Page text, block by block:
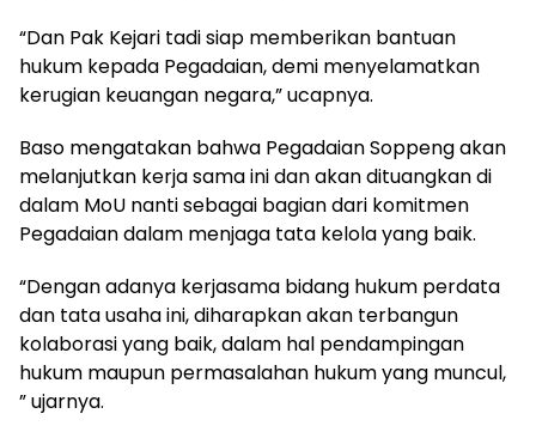
“Dan Pak Kejari tadi siap memberikan bantuan
hukum kepada Pegadaian, demi menyelamatkan
kerugian keuangan negara,” ucapnya.
Baso mengatakan bahwa Pegadaian Soppeng akan
melanjutkan kerja sama ini dan akan dituangkan di
dalam MoU nanti sebagai bagian dari komitmen
Pegadaian dalam menjaga tata kelola yang baik.
“Dengan adanya kerjasama bidang hukum perdata
dan tata usaha ini, diharapkan akan terbangun
kolaborasi yang baik, dalam hal pendampingan
hukum maupun permasalahan hukum yang muncul,
” ujarnya.